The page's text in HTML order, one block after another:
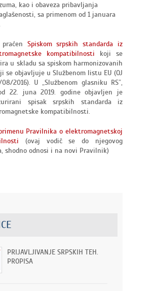
kao i obaveza pribavljanja
sa primenom od 1 januara
Spiskom srpskih standarda iz
kompatibilnosti koji se
u skladu sa spiskom harmonizovanih
se objavljuje u Službenom listu EU (OJ
2016). U „Službenom glasniku RS”,
22. juna2019. godineobjavljen je
spisak srpskih standarda iz
kompatibilnosti.
Pravilnika o elektromagnetskoj
(ovaj vodič se do njegovog
shodno odnosi i na novi Pravilnik)
PRIJAVLJIVANJE SRPSKIH TEH.
PROPISA